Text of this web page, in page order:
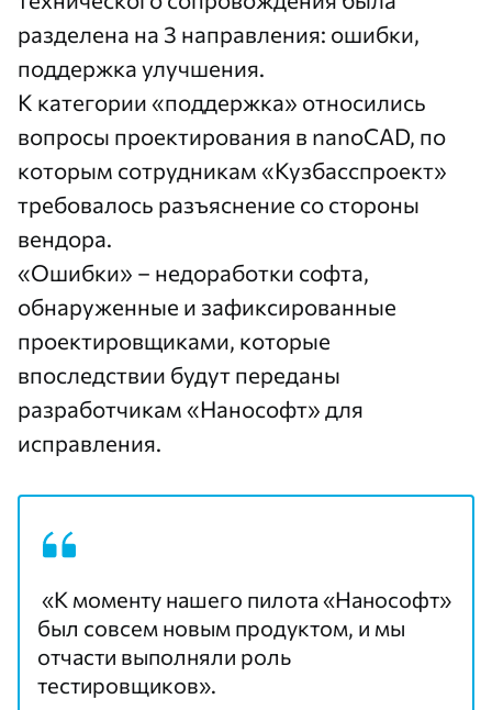
разделена на 3 направления: ошибки,
поддержка улучшения.
К категории «поддержка» относились
вопросы проектирования в nanoCAD, по
которым сотрудникам «Кузбасспроект»
требовалось разъяснение со стороны
вендора.
«Ошибки» – недоработки софта,
обнаруженные и зафиксированные
проектировщиками, которые
впоследствии будут переданы
разработчикам «Нанософт» для
исправления.
«К моменту нашего пилота «Нанософт»
был совсем новым продуктом, и мы
отчасти выполняли роль
тестировщиков».